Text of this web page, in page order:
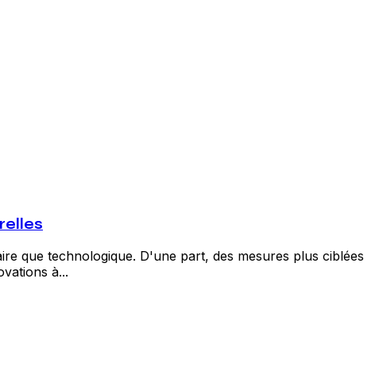
que technologique. D'une part, des mesures plus ciblées
à...